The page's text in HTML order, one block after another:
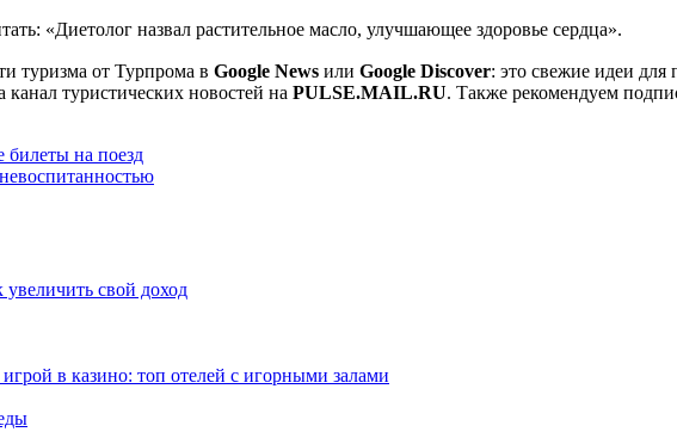
«Диетолог назвал растительное масло, улучшающее здоровье сердца».
туризма от Турпрома в Google News или Google Discover: это свежие идеи для
туристических новостей на PULSE.MAIL.RU. Также рекомендуем
билеты на поезд
свой доход
в казино: топ отелей с игорными залами